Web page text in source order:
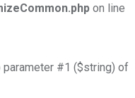
on line
parameter #1 ($string) of